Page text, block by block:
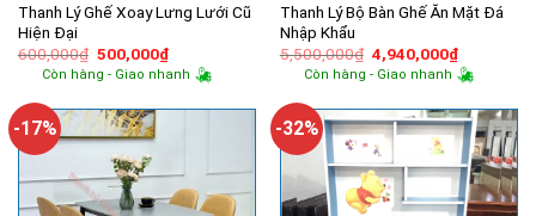
Thanh Lý Ghế Xoay Lưng Lưới Cũ
Hiện Đại
600,000₫ Giá
gốc
là:
500,000₫Giá
hiện
tại
500,000₫.
Còn hàng - Giao nhanh
Thanh Lý Bộ Bàn Ghế Ăn Mặt Đá
Nhập Khẩu
5,500,000₫ Giá
gốc
là:
4,940,000₫Giá
hiện
tại
Còn hàng - Giao nhanh
-17% -32%